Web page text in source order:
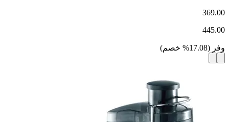
369.00
445.00
وفر (
17.08
% خصم)